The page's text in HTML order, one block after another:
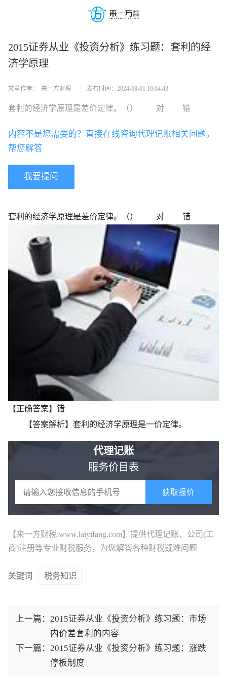
2015证券从业《投资分析》练习题：套利的经
济学原理
文章作者： 来一方财税 发布时间：2024-08-01 10:04:43
套利的经济学原理是差价定律。（） 对 错
我要提问
内容不是您需要的？直接在线咨询代理记账相关问题，
帮您解答
套利的经济学原理是差价定律。（） 对 错
【正确答案】错
【答案解析】套利的经济学原理是一价定律。
代理记账
服务价目表
获取报价
【来一方财税:www.laiyifang.com】提供代理记账、公司(工
商)注册等专业财税服务，为您解答各种财税疑难问题
关键词 税务知识
上一篇：2015证券从业《投资分析》练习题：市场
内价差套利的内容
下一篇：2015证券从业《投资分析》练习题：涨跌
停板制度